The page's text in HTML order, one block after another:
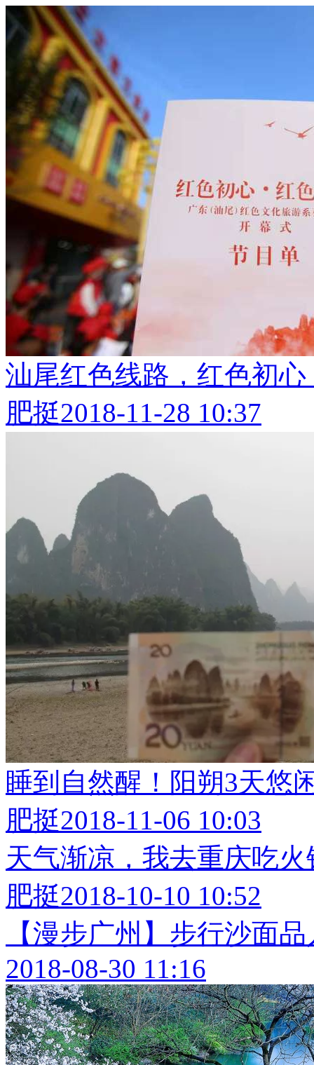
汕尾红色线路，红色初
肥挺2018-11-28 10:37
睡到自然醒！阳朔3天悠
肥挺2018-11-06 10:03
天气渐凉，我去重庆吃
肥挺2018-10-10 10:52
【漫步广州】步行沙面
2018-08-30 11:16